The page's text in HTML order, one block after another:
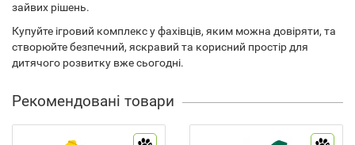
зайвих рішень.
Купуйте ігровий комплекс у фахівців, яким можна довіряти, та
створюйте безпечний, яскравий та корисний простір для
дитячого розвитку вже сьогодні.
Рекомендовані товари